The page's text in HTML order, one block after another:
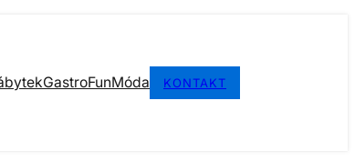
GastroFunMóda KONTAKT